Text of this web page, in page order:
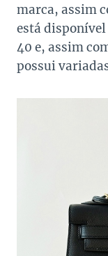
marca, assim
está disponível
40 e, assim
possui